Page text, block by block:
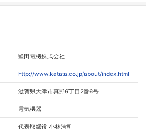
堅田電機株式会社
http://www.katata.co.jp/about/index.html
滋賀県大津市真野6丁目2番6号
電気機器
代表取締役 小林浩司